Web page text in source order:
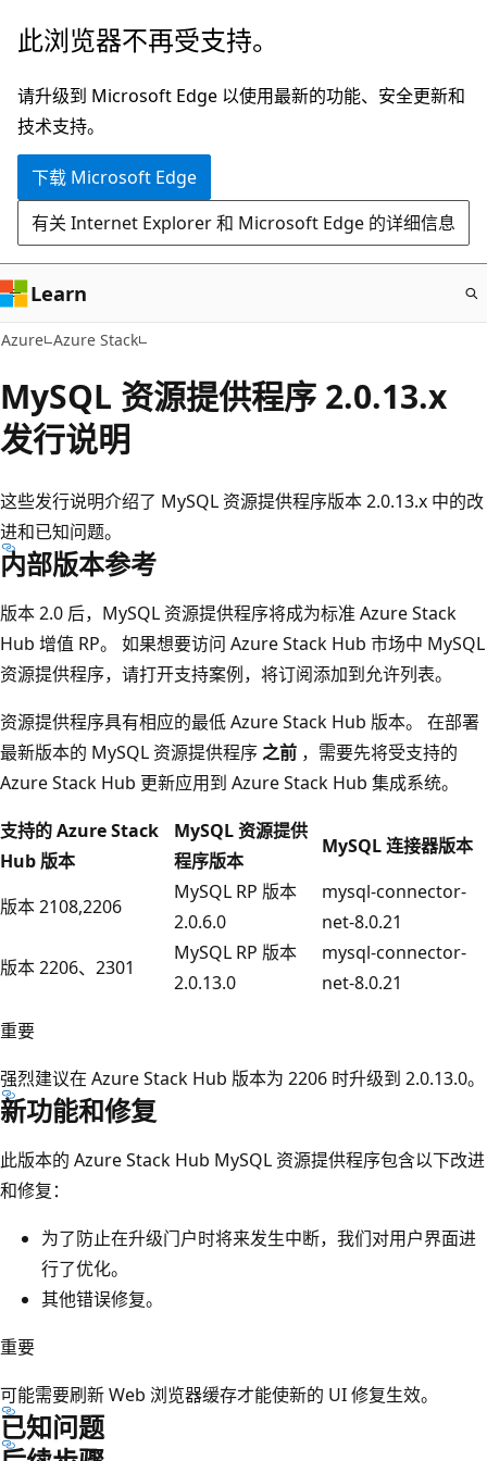
跳
主
要
内
此浏览器不再受支持。
请升级到 Microsoft Edge 以使用最新的功能、安全更新和
技术支持。
下载 Microsoft Edge
有关 Internet Explorer 和 Microsoft Edge 的详细信息
Learn
Azure Azure Stack
MySQL 资源提供程序 2.0.13.x
发行说明
这些发行说明介绍了 MySQL 资源提供程序版本 2.0.13.x 中的改
进和已知问题。
内部版本参考
版本 2.0 后，MySQL 资源提供程序将成为标准 Azure Stack
Hub 增值 RP。 如果想要访问 Azure Stack Hub 市场中 MySQL
资源提供程序，请打开支持案例，将订阅添加到允许列表。
资源提供程序具有相应的最低 Azure Stack Hub 版本。 在部署
最新版本的 MySQL 资源提供程序 之前 ，需要先将受支持的
Azure Stack Hub 更新应用到 Azure Stack Hub 集成系统。
支持的 Azure Stack
Hub 版本
MySQL 资源提供
程序版本
MySQL 连接器版本
版本 2108,2206
MySQL RP 版本
2.0.6.0
mysql-connector-
net-8.0.21
版本 2206、2301
MySQL RP 版本
2.0.13.0
mysql-connector-
net-8.0.21
重要
强烈建议在 Azure Stack Hub 版本为 2206 时升级到 2.0.13.0。
新功能和修复
此版本的 Azure Stack Hub MySQL 资源提供程序包含以下改进
和修复：
为了防止在升级门户时将来发生中断，我们对用户界面进
行了优化。
其他错误修复。
重要
可能需要刷新 Web 浏览器缓存才能使新的 UI 修复生效。
已知问题